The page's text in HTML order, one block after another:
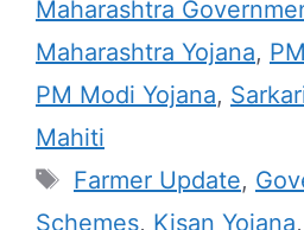
Maharashtra
Maharashtra Yojana,
PM Modi Yojana,
Mahiti
Tags
Farmer Update,
Schemes, Kisan Yojana,